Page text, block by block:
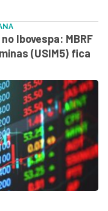
Ibovespa: MBRF
(USIM5) fica